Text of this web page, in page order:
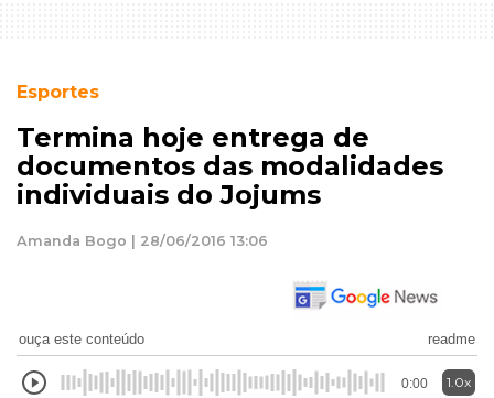
Esportes
Termina hoje entrega de
documentos das modalidades
individuais do Jojums
Amanda Bogo | 28/06/2016 13:06
ouça este conteúdo readme
0:00 1.0x